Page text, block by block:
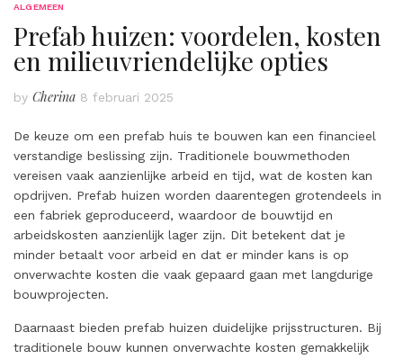
ALGEMEEN
Prefab huizen: voordelen, kosten
en milieuvriendelijke opties
by Cherina 8 februari 2025
De keuze om een prefab huis te bouwen kan een financieel
verstandige beslissing zijn. Traditionele bouwmethoden
vereisen vaak aanzienlijke arbeid en tijd, wat de kosten kan
opdrijven. Prefab huizen worden daarentegen grotendeels in
een fabriek geproduceerd, waardoor de bouwtijd en
arbeidskosten aanzienlijk lager zijn. Dit betekent dat je
minder betaalt voor arbeid en dat er minder kans is op
onverwachte kosten die vaak gepaard gaan met langdurige
bouwprojecten.
Daarnaast bieden prefab huizen duidelijke prijsstructuren. Bij
traditionele bouw kunnen onverwachte kosten gemakkelijk